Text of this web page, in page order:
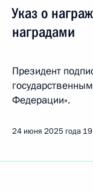
Указ о
наградами
Президент
Федерации».
24 июня 2025 года